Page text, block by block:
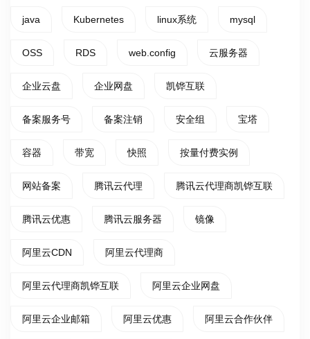
java Kubernetes linux系统 mysql
OSS RDS web.config 云服务器
企业云盘 企业网盘 凯铧互联
备案服务号 备案注销 安全组 宝塔
容器 带宽 快照 按量付费实例
网站备案 腾讯云代理 腾讯云代理商凯铧互联
腾讯云优惠 腾讯云服务器 镜像
阿里云CDN 阿里云代理商
阿里云代理商凯铧互联 阿里云企业网盘
阿里云企业邮箱 阿里云优惠 阿里云合作伙伴